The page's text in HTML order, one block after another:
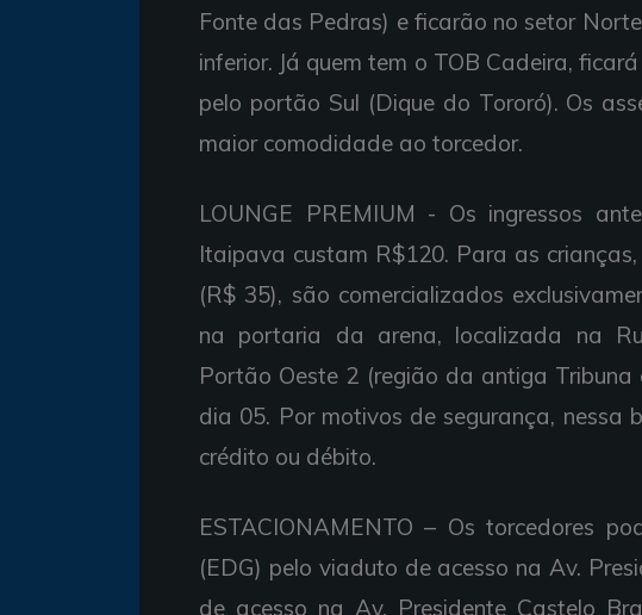
Fonte das Pedras) e ficarão no setor
inferior. Já quem tem o TOB Cadeira,
pelo portão Sul (Dique do Tororó). Os
maior comodidade ao torcedor.
LOUNGE PREMIUM - Os ingressos
Itaipava custam R$120. Para as
(R$ 35), são comercializados
na portaria da arena, localizada na
Portão Oeste 2 (região da antiga
dia 05. Por motivos de segurança, nessa
crédito ou débito.
ESTACIONAMENTO – Os torcedores
(EDG) pelo viaduto de acesso na Av.
de acesso na Av. Presidente Castelo